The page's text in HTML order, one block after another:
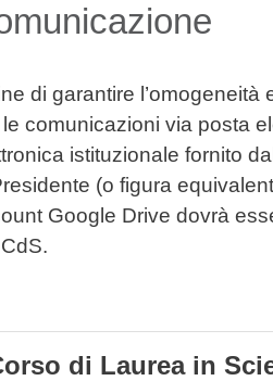
di garantire
comunicazioni via posta
istituzionale fornito
(o figura
Google Drive dovrà
di Laurea in